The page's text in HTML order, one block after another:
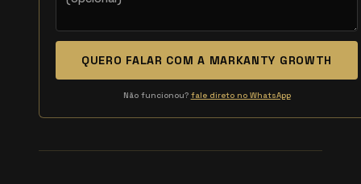
QUERO FALAR COM A MARKANTY GROWTH
Não funcionou? fale direto no WhatsApp